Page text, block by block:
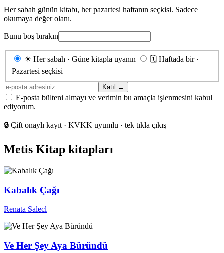
Her sabah günün kitabı, her pazartesi haftanın seçkisi. Sadece
okumaya değer olanı.
Bunu boş bırakın
Gönderim
☀ Her sabah · Güne kitapla uyanın 🗓 Haftada bir ·
Pazartesi seçkisi
E-
posta
adresiniz
Katıl →
E-posta bülteni almayı ve verimin bu amaçla işlenmesini kabul
ediyorum.
🔒 Çift onaylı kayıt · KVKK uyumlu · tek tıkla çıkış
Metis Kitap kitapları
Kabalık Çağı
Renata Salecl
Ve Her Şey Aya Büründü